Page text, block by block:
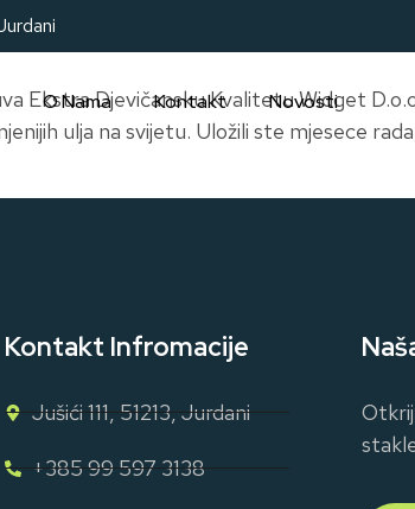
O Nama Kontakt Novosti
Ekstra Djevičansku Kvalitetu Widget
ulja na svijetu. Uložili ste mjesece
Kontakt Infromacije
Jušići 111, 51213, Jurdani
+385 99 597 3138